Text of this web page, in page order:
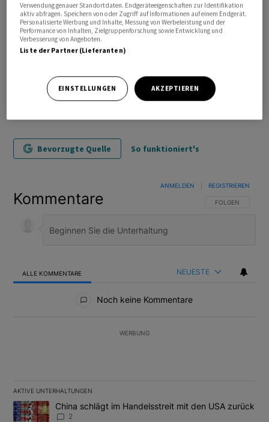
Bevorzugte Quelle So funktioniert's
Kommentare FOLGE DIESER
FOLGEN
ANMELDEN REGISTRIEREN
ALLE KOMMENTARE NEUESTE
Noch keine Kommentare
WERBUNG
AKTIVE UNTERHALTUNGEN
Das Folgende ist eine Liste der am meisten kommentierten
Ein Trendartikel mit dem Titel "China schlägt im Handelsstreit
China schlägt im Handelsstreit mit den USA zurück
2
Verwendung genauer Standortdaten. Endgeräteeigenschaften zur Identifikation
aktiv abfragen. Speichern von oder Zugriff auf Informationen auf einem Endgerät.
Personalisierte Werbung und Inhalte, Messung von Werbeleistung und der
Performance von Inhalten, Zielgruppenforschung sowie Entwicklung und
Verbesserung von Angeboten.
Liste der Partner (Lieferanten)
EINSTELLUNGEN AKZEPTIEREN